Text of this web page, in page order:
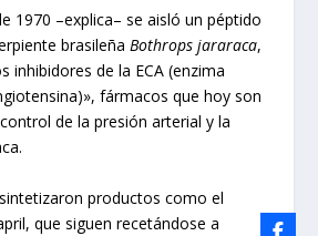
1970 –explica– se aisló un péptido
brasileñaBothrops jararaca,
inhibidores de la ECA (enzima
fármacos que hoy son
de la presión arterial y la
productos como el
que siguen recetándose a